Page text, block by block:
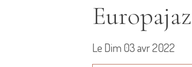
Le Dim 03 avr 2022